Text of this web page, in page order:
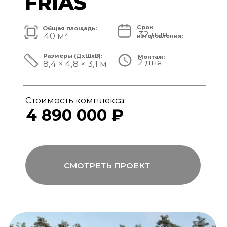
модульный банный комплекс
5 820 000 ₽
СМОТРЕТЬ ПРОЕКТ